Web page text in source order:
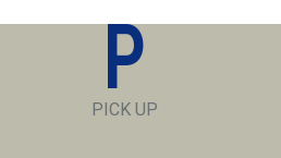
P
PICK UP